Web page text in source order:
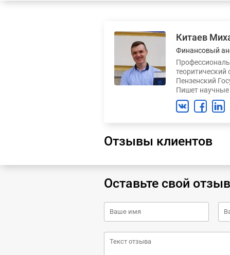
Китаев
Финансовый
Пензенский
Пишет научные
Отзывы клиентов
Оставьте свой отзыв